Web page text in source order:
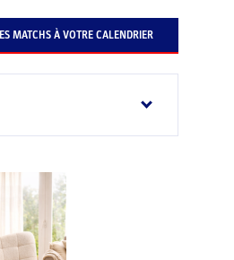
MATCHS À VOTRE CALENDRIER